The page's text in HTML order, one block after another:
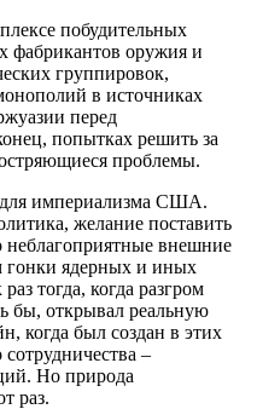
побудительных
фабрикантов оружия и
группировок,
в источниках
перед
попытках решить за
проблемы.
для империализма США.
желание поставить
внешние
гонки ядерных и иных
тогда, когда разгром
бы, открывал реальную
когда был создан в этих
–
Но природа
раз.